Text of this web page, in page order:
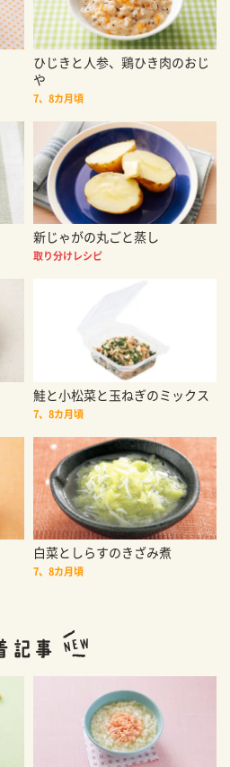
ひじきと人参、鶏ひき肉のおじ
や
7、8カ月頃
新じゃがの丸ごと蒸し
取り分けレシピ
鮭と小松菜と玉ねぎのミックス
7、8カ月頃
白菜としらすのきざみ煮
7、8カ月頃